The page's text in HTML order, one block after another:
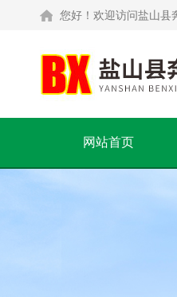
您好！欢迎访问盐山县
网站首页